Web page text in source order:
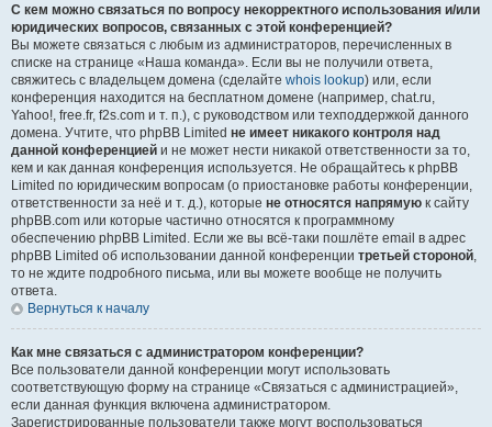
С кем можно связаться по вопросу некорректного использования и/или
юридических вопросов, связанных с этой конференцией?
Вы можете связаться с любым из администраторов, перечисленных в
списке на странице «Наша команда». Если вы не получили ответа,
свяжитесь с владельцем домена (сделайте whois lookup) или, если
конференция находится на бесплатном домене (например, chat.ru,
Yahoo!, free.fr, f2s.com и т. п.), с руководством или техподдержкой данного
домена. Учтите, что phpBB Limited не имеет никакого контроля над
данной конференцией и не может нести никакой ответственности за то,
кем и как данная конференция используется. Не обращайтесь к phpBB
Limited по юридическим вопросам (о приостановке работы конференции,
ответственности за неё и т. д.), которые не относятся напрямую к сайту
phpBB.com или которые частично относятся к программному
обеспечению phpBB Limited. Если же вы всё-таки пошлёте email в адрес
phpBB Limited об использовании данной конференции третьей стороной,
то не ждите подробного письма, или вы можете вообще не получить
ответа.
Вернуться к началу
Как мне связаться с администратором конференции?
Все пользователи данной конференции могут использовать
соответствующую форму на странице «Связаться с администрацией»,
если данная функция включена администратором.
Зарегистрированные пользователи также могут воспользоваться